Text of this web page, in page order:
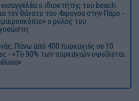
ο ιδιοκτήτης του beach
τον θάνατο του 4χρονου στην Πάρο -
ο ρόλος του
Πάνω από 400 πυρκαγιές σε 10
- «Το 90% των πυρκαγιών οφείλεται